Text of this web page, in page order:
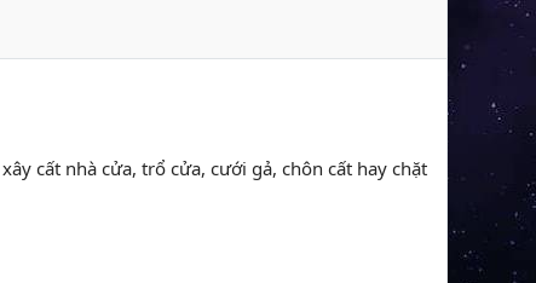
cất nhà cửa, trổ cửa, cưới gả, chôn cất hay chặt